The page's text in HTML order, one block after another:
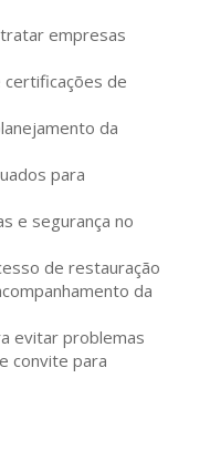
empresas
certificações de
da
para
e segurança no
de restauração
da
evitar problemas
convite para